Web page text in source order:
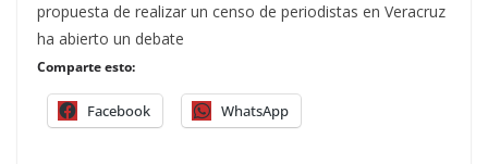
propuesta de realizar un censo de periodistas en Veracruz
ha abierto un debate
Comparte esto:
Facebook WhatsApp